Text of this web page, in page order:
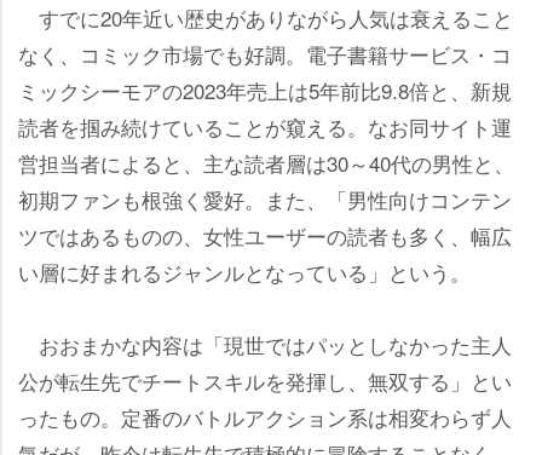
すでに20年近い歴史がありながら人気は衰えること
なく、コミック市場でも好調。電子書籍サービス・コ
ミックシーモアの2023年売上は5年前比9.8倍と、新規
読者を掴み続けていることが窺える。なお同サイト運
営担当者によると、主な読者層は30～40代の男性と、
初期ファンも根強く愛好。また、「男性向けコンテン
ツではあるものの、女性ユーザーの読者も多く、幅広
い層に好まれるジャンルとなっている」という。
おおまかな内容は「現世ではパッとしなかった主人
公が転生先でチートスキルを発揮し、無双する」とい
ったもの。定番のバトルアクション系は相変わらず人